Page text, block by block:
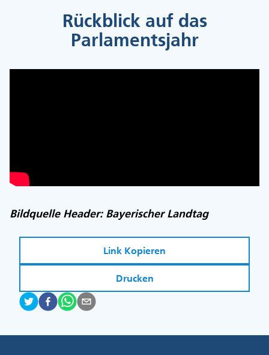
Rückblick auf das
Parlamentsjahr
Bildquelle Header: Bayerischer Landtag
Link Kopieren
Drucken